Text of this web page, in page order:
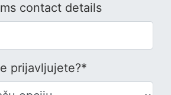
contact details
prijavljujete?*